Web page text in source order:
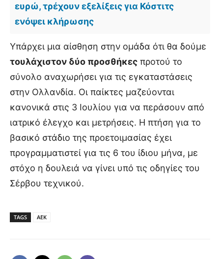
ευρώ, τρέχουν εξελίξεις για Κόστιτς
ενόψει κλήρωσης
Υπάρχει μια αίσθηση στην ομάδα ότι θα δούμε
τουλάχιστον δύο προσθήκες προτού το
σύνολο αναχωρήσει για τις εγκαταστάσεις
στην Ολλανδία. Οι παίκτες μαζεύονται
κανονικά στις 3 Ιουλίου για να περάσουν από
ιατρικό έλεγχο και μετρήσεις. Η πτήση για το
βασικό στάδιο της προετοιμασίας έχει
προγραμματιστεί για τις 6 του ίδιου μήνα, με
στόχο η δουλειά να γίνει υπό τις οδηγίες του
Σέρβου τεχνικού.
TAGS ΑΕΚ